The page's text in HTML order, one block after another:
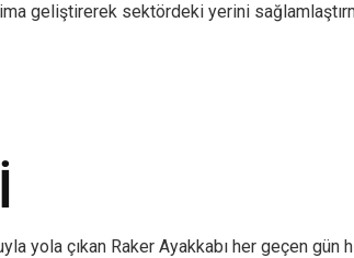
geliştirerek sektördeki yerini
yola çıkan Raker Ayakkabı her geçen gün